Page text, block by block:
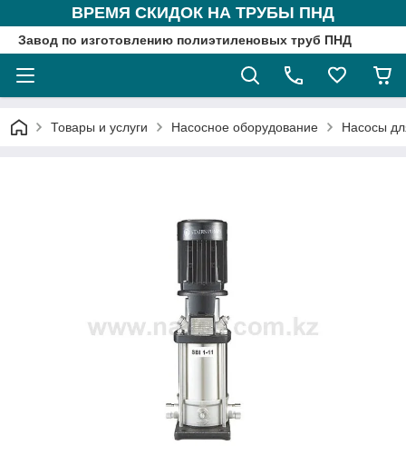
ВРЕМЯ СКИДОК НА ТРУБЫ ПНД
Завод по изготовлению полиэтиленовых труб ПНД
Товары и услуги Насосное оборудование Насосы